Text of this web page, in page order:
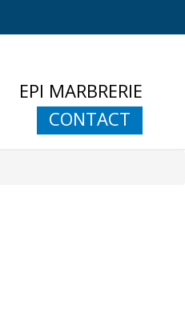
EPI MARBRERIE
CONTACT